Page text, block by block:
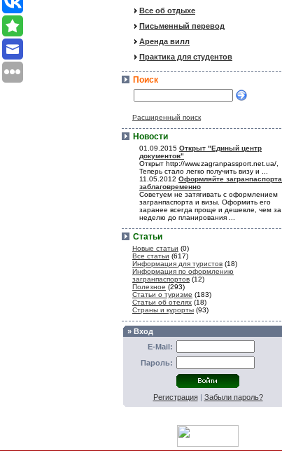
Все об отдыхе
Письменный перевод
Аренда вилл
Практика для студентов
Поиск
Расширенный поиск
Новости
01.09.2015 Открыт "Единый центр
документов"
Открыт http://www.zagranpassport.net.ua/,
Теперь стало легко получить визу и ...
11.05.2012 Оформляйте загранпаспорта
заблаговременно
Советуем не затягивать с оформлением
загранпаспорта и визы. Оформить его
заранее всегда проще и дешевле, чем за
неделю до планирования ...
Статьи
Новые статьи (0)
Все статьи (617)
Информация для туристов (18)
Информация по оформлению
загранпаспортов (12)
Полезное (293)
Статьи о туризме (183)
Статьи об отелях (18)
Страны и курорты (93)
» Вход
E-Mail:
Пароль:
Регистрация| Забыли пароль?